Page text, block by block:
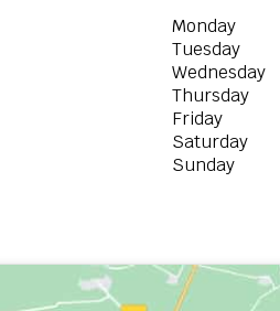
Monday
Tuesday
Wednesday
Thursday
Friday
Saturday
Sunday